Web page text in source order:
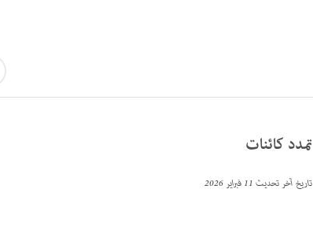
تمدد كائنات
تاريخ آخر تحديث11 فبراير 2026